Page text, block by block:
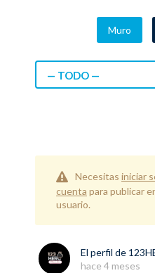
Muro
— TODO —
Necesitas iniciar
cuenta para publicar
usuario.
El perfil de
hace 4 meses